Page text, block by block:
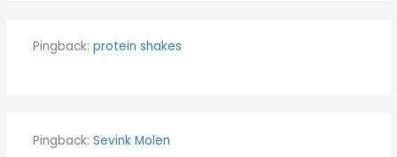
Pingback: protein shakes
Pingback: Sevink Molen